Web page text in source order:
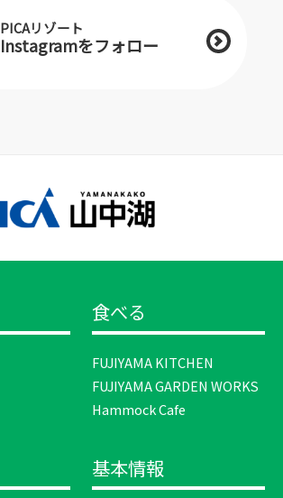
PICAリゾート
Instagramをフォロー
食べる
FUJIYAMA KITCHEN
FUJIYAMA GARDEN WORKS
Hammock Cafe
基本情報